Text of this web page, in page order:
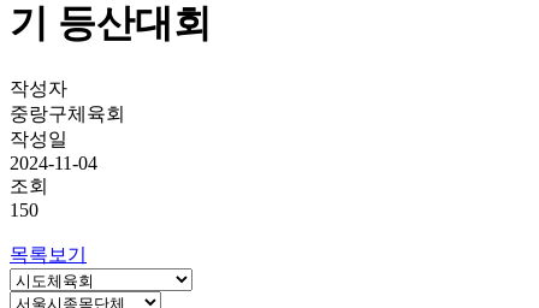
기 등산대회
작성자
중랑구체육회
작성일
2024-11-04
조회
150
목록보기